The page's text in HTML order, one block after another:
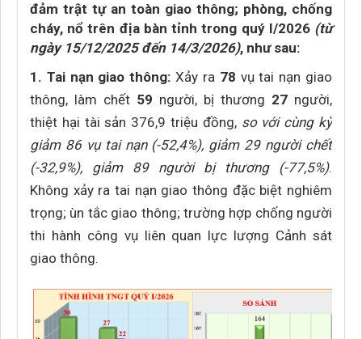
đảm trật tự an toàn giao thông; phòng, chống
cháy, nổ trên địa bàn tỉnh trong quý I/2026 (từ
ngày 15/12/2025 đến 14/3/2026), như sau:
1. Tai nạn giao thông: Xảy ra 78 vụ tai nạn giao
thông, làm chết 59 người, bị thương 27 người,
thiệt hại tài sản 376,9 triệu đồng, so với cùng kỳ
giảm 86 vụ tai nạn (-52,4%), giảm 29 người chết
(-32,9%), giảm 89 người bị thương (-77,5%).
Không xảy ra tai nạn giao thông đặc biệt nghiêm
trọng; ùn tắc giao thông; trường hợp chống người
thi hành công vụ liên quan lực lượng Cảnh sát
giao thông.